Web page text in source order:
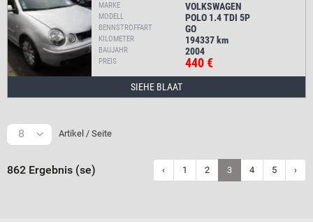
MARKE VOLKSWAGEN
MODELL POLO 1.4 TDI 5P
BENNSTROFFART GO
KILOMETER 194337 km
BAUJAHR 2004
PREIS 440 €
SIEHE BLAAT
8 Artikel / Seite
862 Ergebnis (se) ‹ 1 2 3 4 5 ›